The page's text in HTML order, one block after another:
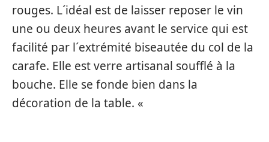
rouges. L´idéal est de laisser reposer le vin
une ou deux heures avant le service qui est
facilité par l´extrémité biseautée du col de la
carafe. Elle est verre artisanal soufflé à la
bouche. Elle se fonde bien dans la
décoration de la table. «